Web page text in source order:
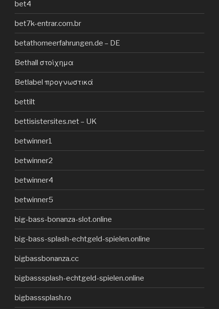
bet4
bet7k-entrar.com.br
betathomeerfahrungen.de – DE
Bethall στοίχημα
Betlabel προγνωστικά
bettilt
bettisistersites.net – UK
betwinner1
betwinner2
betwinner4
betwinner5
big-bass-bonanza-slot.online
big-bass-splash-echtgeld-spielen.online
bigbassbonanza.cc
bigbasssplash-echtgeld-spielen.online
bigbasssplash.ro